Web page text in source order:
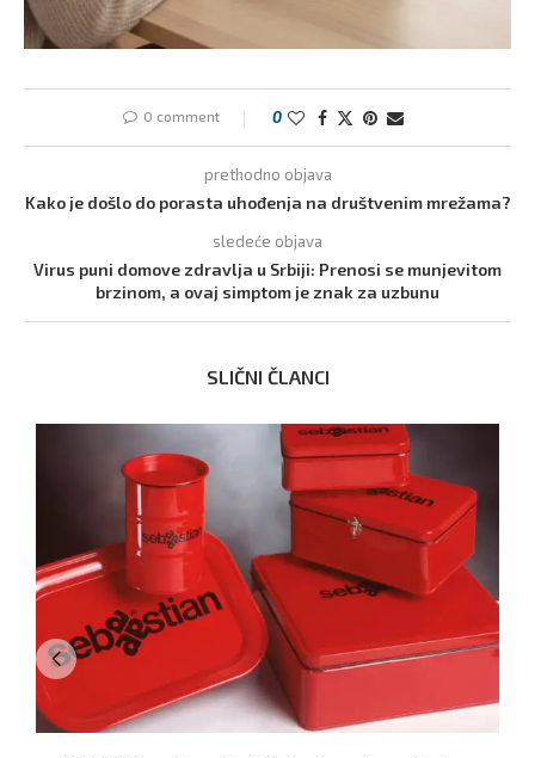
0 comment 0
prethodno objava
Kako je došlo do porasta uhođenja na društvenim mrežama?
sledeće objava
Virus puni domove zdravlja u Srbiji: Prenosi se munjevitom
brzinom, a ovaj simptom je znak za uzbunu
SLIČNI ČLANCI